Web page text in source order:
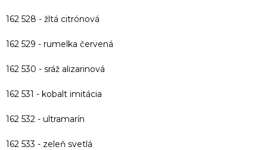
162 528 - žltá citrónová
162 529 - rumelka červená
162 530 - sráž alizarinová
162 531 - kobalt imitácia
162 532 - ultramarín
162 533 - zeleň svetlá